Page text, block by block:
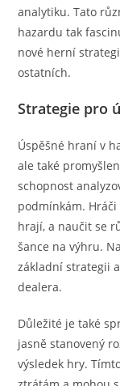
analytiku. Tato
hazardu tak
nové herní
ostatních.
Strategie pro
Úspěšné hraní v
ale také
schopnost
podmínkám.
hrají, a naučit se
šance na výhru.
základní strategii
dealera.
Důležité je také
jasně stanovený
výsledek hry.